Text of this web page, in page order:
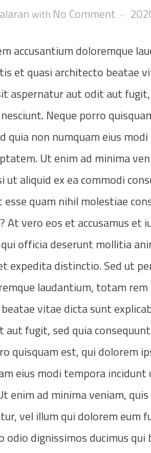
alaranwithNo Comment
accusantium doloremque
et quasi architecto beatae
aspernatur aut odit aut
Neque porro
quia non numquam eius
Ut enim ad minima
aliquid ex ea commodi
quam nihil molestiae
vero eos et accusamus et
officia deserunt mollitia
expedita distinctio. Sed ut
laudantium, totam
vitae dicta sunt
fugit, sed quia
quisquam est, qui dolorem
eius modi tempora
enim ad minima veniam,
vel illum qui dolorem eum
dignissimos ducimus